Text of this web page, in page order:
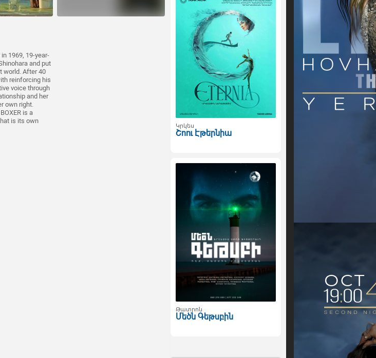
1969, 19-year-
and put
world. After 40
reinforcing his
voice through
and her
own right.
is a
is its own
Կրկես
Շոու Էթերնիա
Թատրոն
Մեծն Գեթսբին